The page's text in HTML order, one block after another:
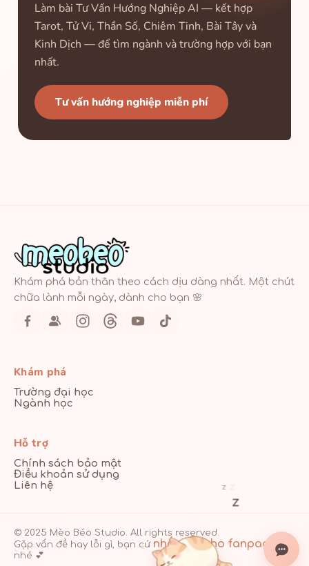
Làm bài Tư Vấn Hướng Nghiệp AI — kết hợp
Tarot, Tử Vi, Thần Số, Chiêm Tinh, Bài Tây và
Kinh Dịch — để tìm ngành và trường hợp với bạn
nhất.
Tư vấn hướng nghiệp miễn phí
Khám phá bản thân theo cách dịu dàng nhất. Một chút
chữa lành mỗi ngày, dành cho bạn 🌸
Khám phá
Trường đại học
Ngành học
Hỗ trợ
Chính sách bảo mật
Điều khoản sử dụng
Liên hệ
© 2025 Mèo Béo Studio. All rights reserved.
Gặp vấn đề hay lỗi gì, bạn cứ nhắn tin cho fanpage
nhé 💕
z
z